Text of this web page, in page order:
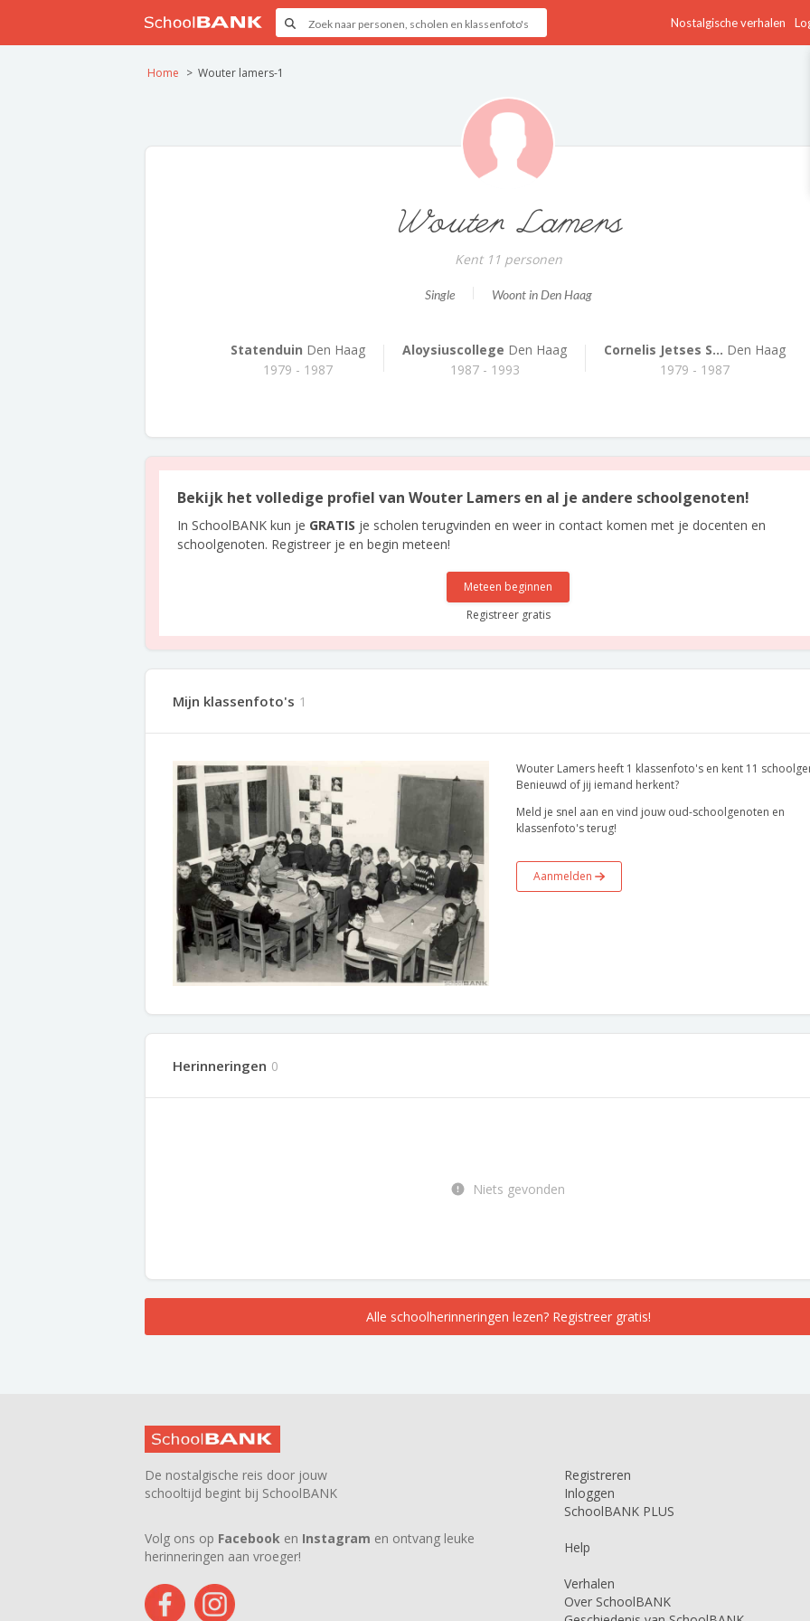
Nostalgische verhalen
Home Wouter lamers-1
Wouter Lamers
Kent 11 personen
Single Woont in Den Haag
Statenduin Den Haag
1979 - 1987
Aloysiuscollege Den Haag
1987 - 1993
Cornelis Jetses S... Den Haag
1979 - 1987
Bekijk het volledige profiel van Wouter Lamers en al je andere schoolgenoten!
In SchoolBANK kun je GRATIS je scholen terugvinden en weer in contact komen met je docenten en
schoolgenoten. Registreer je en begin meteen!
Meteen beginnen
Registreer gratis
Mijn klassenfoto's 1
Wouter Lamers heeft 1 klassenfoto's en kent 11
Benieuwd of jij iemand herkent?
Meld je snel aan en vind jouw oud-schoolgenoten en
klassenfoto's terug!
Aanmelden
Herinneringen 0
Niets gevonden
Alle schoolherinneringen lezen? Registreer gratis!
De nostalgische reis door jouw
schooltijd begint bij SchoolBANK
Volg ons op Facebook en Instagram en ontvang leuke
herinneringen aan vroeger!
Registreren
Inloggen
SchoolBANK PLUS
Help
Verhalen
Over SchoolBANK